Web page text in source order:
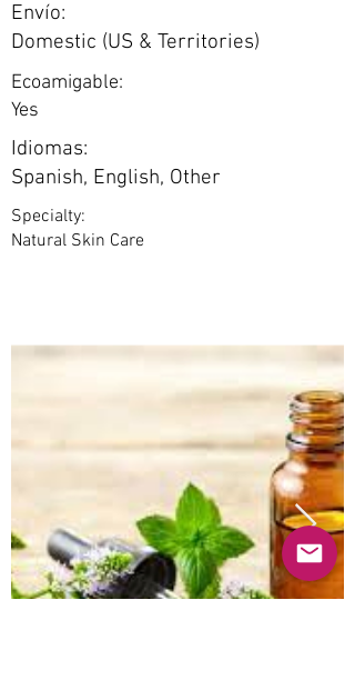
Envío:
Domestic (US & Territories)
Ecoamigable:
Yes
Idiomas:
Spanish, English, Other
Specialty:
Natural Skin Care